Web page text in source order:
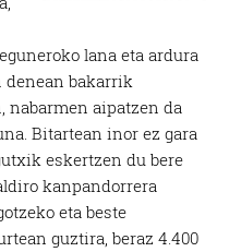
lana eta ardura
denean bakarrik
nabarmen aipatzen da
Bitartean inor ez gara
eskertzen du bere
kanpandorrera
eta beste
guztira, beraz 4.400